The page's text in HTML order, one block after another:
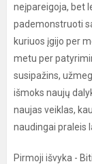
neįpareigoja, bet
pademonstruoti
kuriuos įgijo per
metu per
susipažins,
išmoks naujų
naujas veiklas,
naudingai praleis
Pirmoji išvyka -